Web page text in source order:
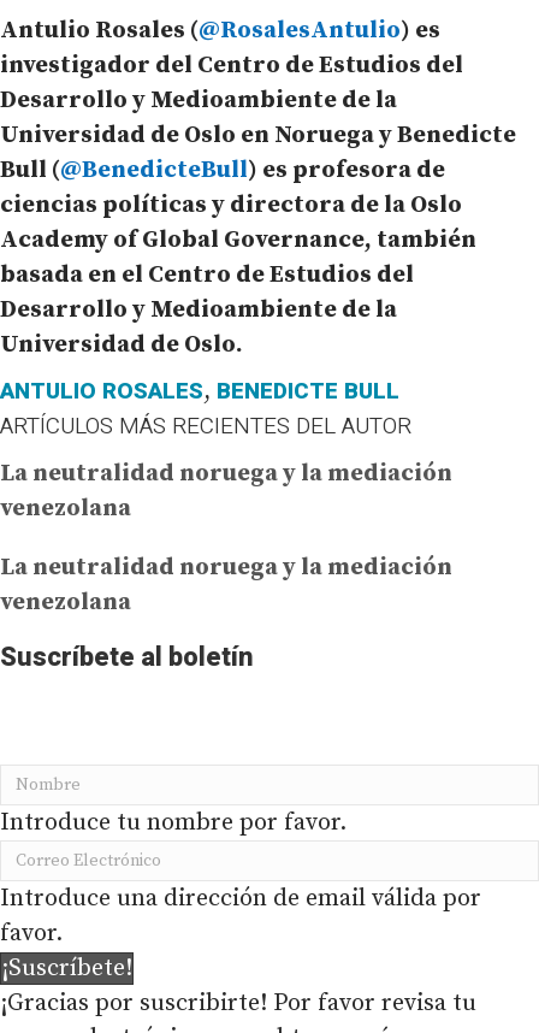
Antulio Rosales (@RosalesAntulio) es
investigador del Centro de Estudios del
Desarrollo y Medioambiente de la
Universidad de Oslo en Noruega y Benedicte
Bull (@BenedicteBull) es profesora de
ciencias políticas y directora de la Oslo
Academy of Global Governance, también
basada en el Centro de Estudios del
Desarrollo y Medioambiente de la
Universidad de Oslo.
ANTULIO ROSALES, BENEDICTE BULL
ARTÍCULOS MÁS RECIENTES DEL AUTOR
La neutralidad noruega y la mediación
venezolana
La neutralidad noruega y la mediación
venezolana
Suscríbete al boletín
Introduce tu nombre por favor.
Introduce una dirección de email válida por
favor.
¡Suscríbete!
¡Gracias por suscribirte! Por favor revisa tu